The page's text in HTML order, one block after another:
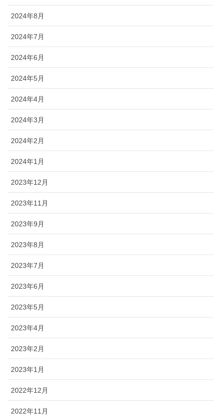
2024年8月
2024年7月
2024年6月
2024年5月
2024年4月
2024年3月
2024年2月
2024年1月
2023年12月
2023年11月
2023年9月
2023年8月
2023年7月
2023年6月
2023年5月
2023年4月
2023年2月
2023年1月
2022年12月
2022年11月